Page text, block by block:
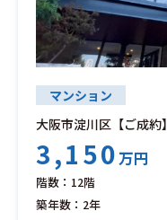
マンション
大阪市淀川区【ご成約】
3,150万円
階数：12階
築年数：2年